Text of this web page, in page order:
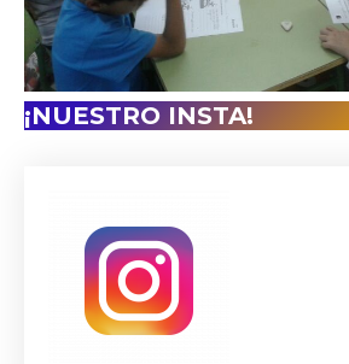
¡NUESTRO INSTA!